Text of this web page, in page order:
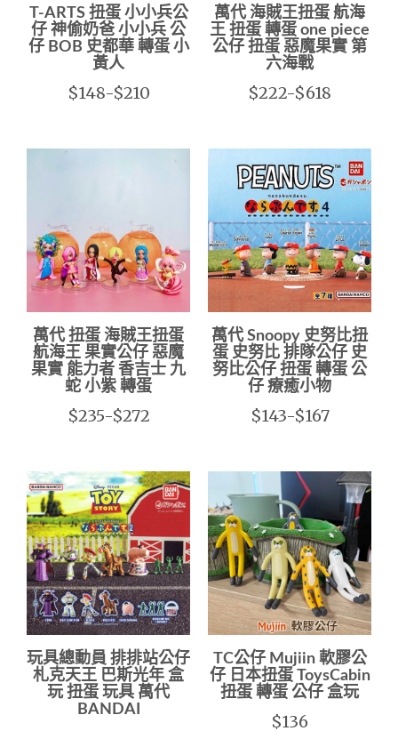
T-ARTS 扭蛋 小小兵公
仔 神偷奶爸 小小兵 公
仔 BOB 史都華 轉蛋 小
黃人
$148-$210
萬代 海賊王扭蛋 航海
王 扭蛋 轉蛋 one piece
公仔 扭蛋 惡魔果實 第
六海戰
$222-$618
萬代 扭蛋 海賊王扭蛋
航海王 果實公仔 惡魔
果實 能力者 香吉士 九
蛇 小紫 轉蛋
$235-$272
萬代 Snoopy 史努比扭
蛋 史努比 排隊公仔 史
努比公仔 扭蛋 轉蛋 公
仔 療癒小物
$143-$167
玩具總動員 排排站公仔
札克天王 巴斯光年 盒
玩 扭蛋 玩具 萬代
BANDAI
TC公仔 Mujiin 軟膠公
仔 日本扭蛋 ToysCabin
扭蛋 轉蛋 公仔 盒玩
$136